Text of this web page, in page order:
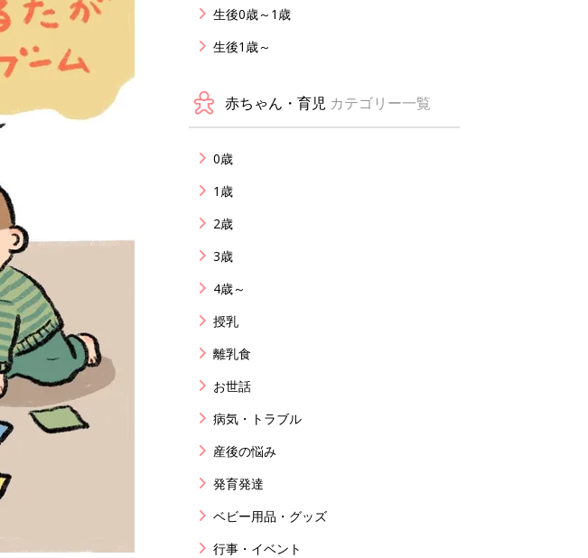
生後0歳～1歳
生後1歳～
赤ちゃん・育児 カテゴリー一覧
0歳
1歳
2歳
3歳
4歳～
授乳
離乳食
お世話
病気・トラブル
産後の悩み
発育発達
ベビー用品・グッズ
行事・イベント